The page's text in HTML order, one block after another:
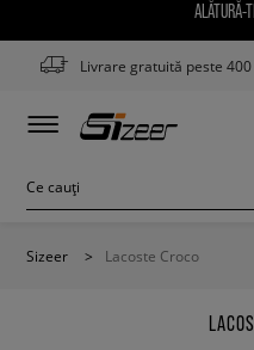
ALĂTURĂ-
Livrare gratuită peste 400
Sizeer > Lacoste Croco